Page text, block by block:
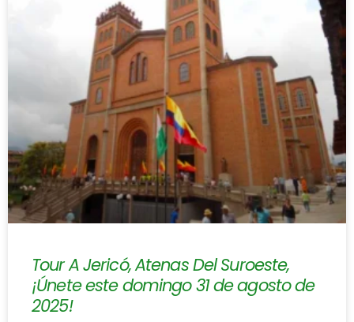
Tour A Jericó, Atenas Del Suroeste,
¡Únete este domingo 31 de agosto de
2025!